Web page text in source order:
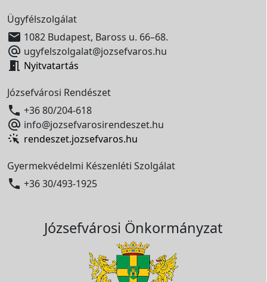
Ügyfélszolgálat
 1082 Budapest, Baross u. 66–68.
 ugyfelszolgalat@jozsefvaros.hu
 Nyitvatartás
Józsefvárosi Rendészet
 +36 80/204-618
 info@jozsefvarosirendeszet.hu
rendeszet.jozsefvaros.hu
Gyermekvédelmi Készenléti Szolgálat
 +36 30/493-1925
Józsefvárosi Önkormányzat